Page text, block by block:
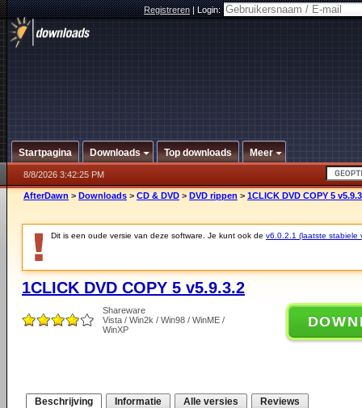
Registreren|Login:
Startpagina Downloads Top downloads Meer
8/8/2026 3:42:25 PM
AfterDawn > Downloads > CD & DVD > DVD rippen > 1CLICK DVD COPY 5
Dit is een oude versie van deze software. Je kunt ook de v6.0.2.1 (laatste stabiele
1CLICK DVD COPY 5 v5.9.3.2
Shareware
Vista / Win2k / Win98 / WinME /
WinXP
Beschrijving Informatie Alle versies Reviews